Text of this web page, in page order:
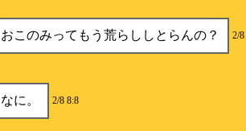
おこのみってもう荒らししとらんの？ 2/
なに。 2/8 8:8